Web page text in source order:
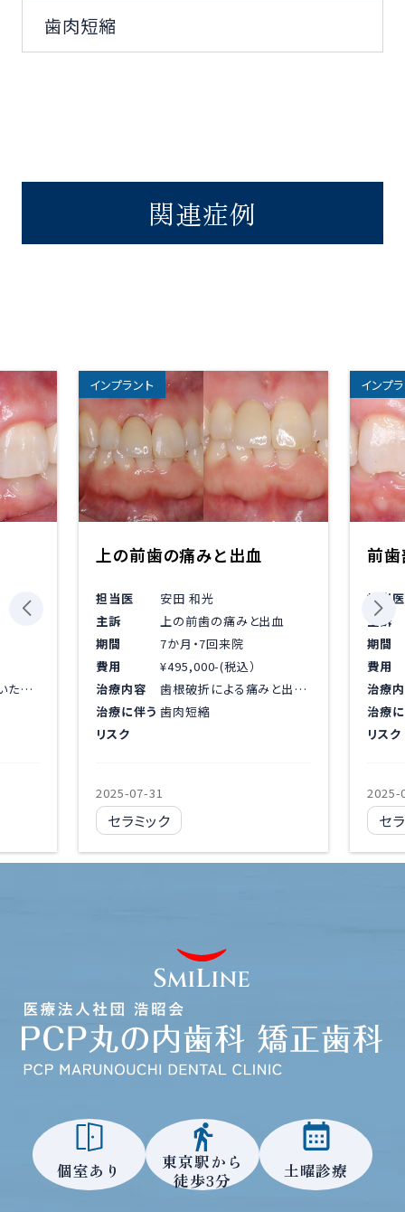
歯肉短縮
関連症例
歯根破折を起こしていたため抜歯。1歯インプラント埋入し、オールセラミックを被せました。
インプラント
上の前歯の痛みと出血
担当医
安田 和光
主訴
上の前歯の痛みと出血
期間
7か月・7回来院
費用
¥495,000-(税込）
治療内容
歯根破折による痛みと出血が認められ抜歯。インプラントを埋入し、オールセラミックの被せものをしました。
治療に伴う
リスク
歯肉短縮
2025-07-31
セラミック
インプ
前
担当医
主訴
期間
費用
治療
治療
リスク
2025-
セ
個室あり
東京駅から
徒歩3分
土曜診療